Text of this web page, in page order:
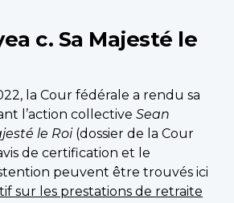
c. Sa Majesté le
la Cour fédérale a rendu sa
l’action collective Sean
le Roi(dossier de la Cour
de certification et le
peuvent être trouvés ici
sur les prestations de retraite